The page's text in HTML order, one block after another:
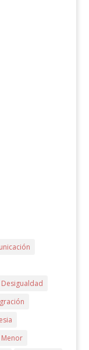
Desigualdad
Menor